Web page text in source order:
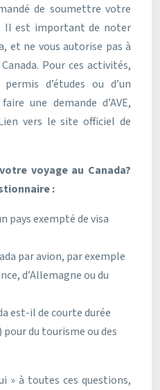
de soumettre votre
Il est important de noter
et ne vous autorise pas à
Pour ces activités,
d’études ou d’un
une demande d’AVE,
vers le site officiel de
voyage au Canada?
:
pays exempté de visa
par avion, par exemple
d’Allemagne ou du
est-il de courte durée
du tourisme ou des
» à toutes ces questions,